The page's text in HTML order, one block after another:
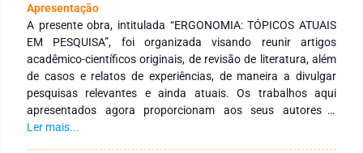
Apresentação
A presente obra, intitulada “ERGONOMIA: TÓPICOS ATUAIS
EM PESQUISA”, foi organizada visando reunir artigos
acadêmico-científicos originais, de revisão de literatura, além
de casos e relatos de experiências, de maneira a divulgar
pesquisas relevantes e ainda atuais. Os trabalhos aqui
apresentados agora proporcionam aos seus autores a
possibilidade da divulgação e coleta das citações que visam
Ler mais...